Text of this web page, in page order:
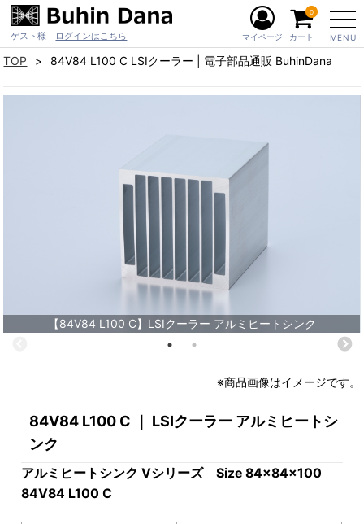
ゲスト様 ログインはこちら MENU
マイページ カート
0
TOP 84V84 L100 C LSIクーラー | 電子部品通販 BuhinDana
【84V84 L100 C】LSIクーラー アルミヒートシンク
※商品画像はイメージです。
84V84 L100 C ｜ LSIクーラー アルミヒートシ
ンク
アルミヒートシンク Vシリーズ Size 84x84x100
84V84 L100 C